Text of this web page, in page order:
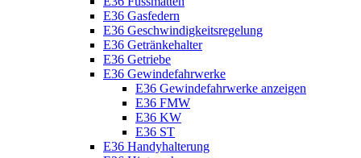
E36 Gasfedern
E36 Geschwindigkeitsregelung
E36 Getränkehalter
E36 Getriebe
E36 Gewindefahrwerke
E36 Gewindefahrwerke anzeigen
E36 FMW
E36 KW
E36 ST
E36 Handyhalterung